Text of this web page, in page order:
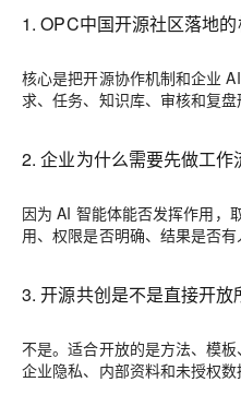
1. OPC中国开源社区落地的
核心是把开源协作机制和企业
求、任务、知识库、审核和复盘
2. 企业为什么需要先做工作
因为 AI 智能体能否发挥作用，
用、权限是否明确、结果是否有
3. 开源共创是不是直接开放
不是。适合开放的是方法、模
企业隐私、内部资料和未授权数